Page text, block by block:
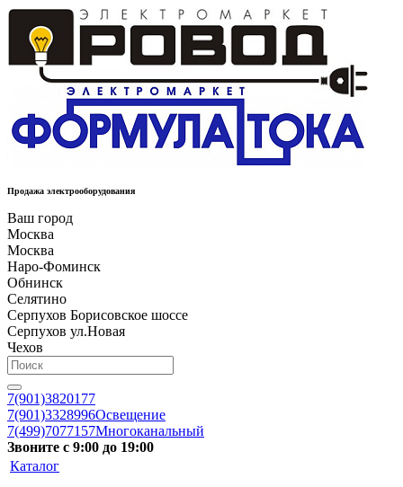
Продажа электрооборудования
Ваш город
Москва
Москва
Наро-Фоминск
Обнинск
Селятино
Серпухов Борисовское шоссе
Серпухов ул.Новая
Чехов
7(901)3820177
7(901)3328996Освещение
7(499)7077157Многоканальный
Звоните с 9:00 до 19:00
Каталог